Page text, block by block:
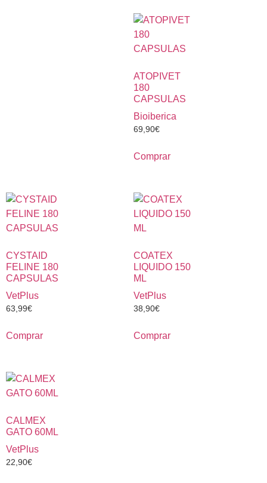
ATOPIVET
180
CAPSULAS
Bioiberica
69,90€
Comprar
CYSTAID
FELINE 180
CAPSULAS
VetPlus
63,99€
Comprar
COATEX
LIQUIDO 150
ML
VetPlus
38,90€
Comprar
CALMEX
GATO 60ML
VetPlus
22,90€